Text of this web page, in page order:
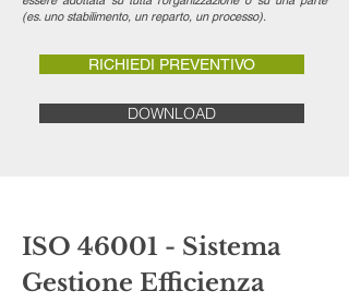
(es. uno stabilimento, un reparto, un processo).
RICHIEDI PREVENTIVO
DOWNLOAD
ISO 46001 - Sistema
Gestione Efficienza